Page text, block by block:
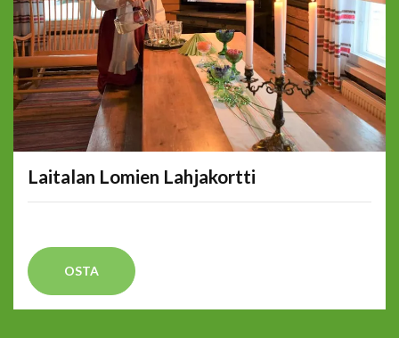
Laitalan Lomien Lahjakortti
OSTA